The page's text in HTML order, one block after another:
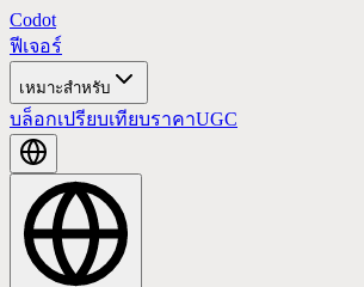
Codot
ฟีเจอร์
เหมาะสำหรับ
บล็อกเปรียบเทียบราคาUGC